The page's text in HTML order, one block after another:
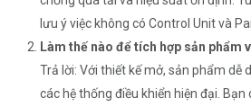
lưu ý việc không có Control Unit và
Làm thế nào để tích hợp sản phẩm
Trả lời: Với thiết kế mở, sản phẩm dễ
các hệ thống điều khiển hiện đại.